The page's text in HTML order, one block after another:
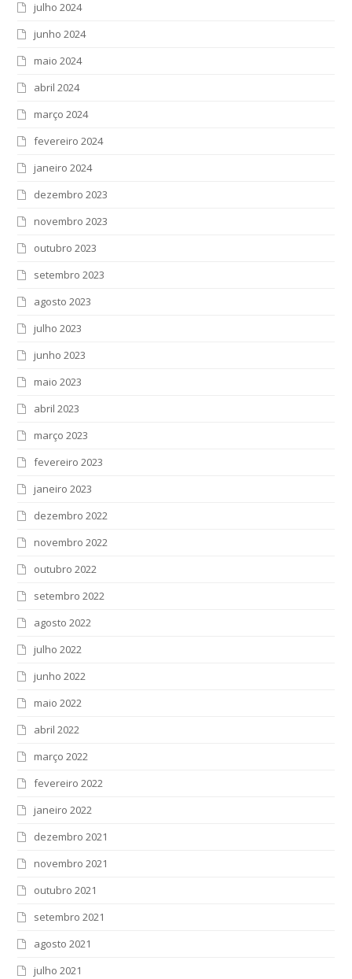
julho 2024
junho 2024
maio 2024
abril 2024
março 2024
fevereiro 2024
janeiro 2024
dezembro 2023
novembro 2023
outubro 2023
setembro 2023
agosto 2023
julho 2023
junho 2023
maio 2023
abril 2023
março 2023
fevereiro 2023
janeiro 2023
dezembro 2022
novembro 2022
outubro 2022
setembro 2022
agosto 2022
julho 2022
junho 2022
maio 2022
abril 2022
março 2022
fevereiro 2022
janeiro 2022
dezembro 2021
novembro 2021
outubro 2021
setembro 2021
agosto 2021
julho 2021